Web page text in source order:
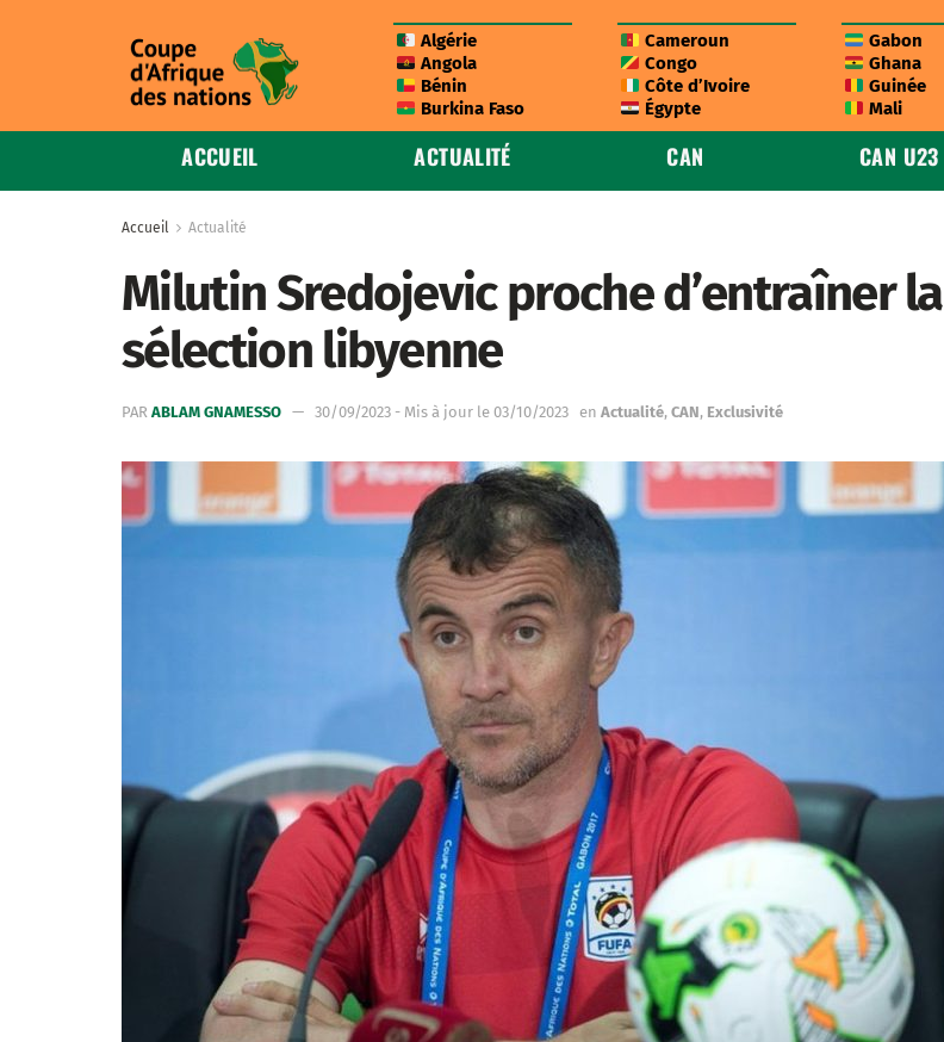
Algérie
Angola
Bénin
Burkina Faso
Cameroun
Congo
Côte d’Ivoire
Égypte
Gabon
Ghana
Guinée
Mali
ACCUEIL ACTUALITÉ CAN CAN U23
Accueil Actualité
Milutin Sredojevic proche d’entraîner la
sélection libyenne
PAR ABLAM GNAMESSO 30/09/2023 - Mis à jour le 03/10/2023 en Actualité, CAN, Exclusivité